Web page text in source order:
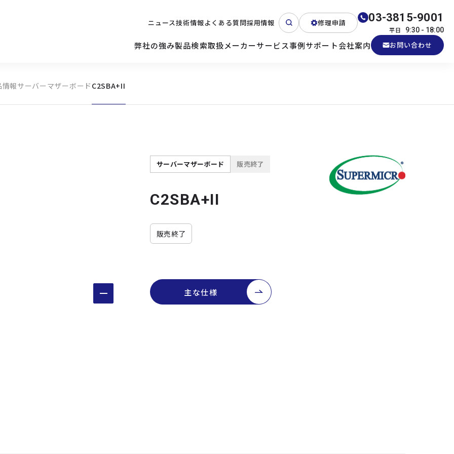
ニュース技術情報よくある質問採用情報 修理申請 03-3815-9001
平日 9:30 - 18:00
弊社の強み製品検索
サーバー 産業用PC
取扱メーカーサービス
キッティング
事例サポート
検討されている方へ
会社案内 お問い合わせ
報サーバーマザーボード C2SBA+II
サーバーマザーボード 販売終了
C2SBA+II
販売終了
主な仕様